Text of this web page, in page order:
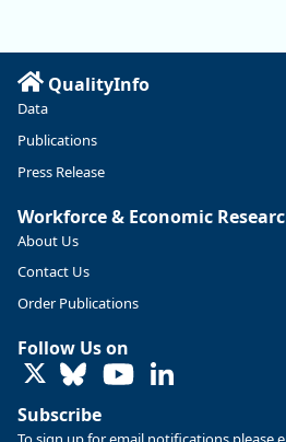
Read more here:
https://ow.ly/ZNf850ZwFPG
QualityInfo
Data
Publications
Press Release
Workforce & Economic
About Us
Contact Us
Order Publications
Follow Us on
LinkedIn
Subscribe